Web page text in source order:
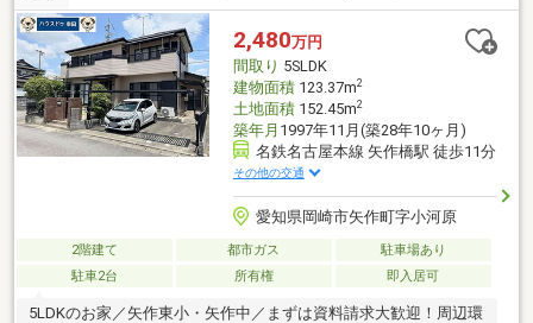
2,480万円
間取り 5SLDK
建物面積123.37m2
土地面積152.45m2
築年月 1997年11月(築28年10ヶ月)
名鉄名古屋本線 矢作橋駅 徒歩11分
その他の交通
愛知県岡崎市矢作町字小河原
2階建て 都市ガス
駐車場あり
駐車2台
所有権 即入居可
5LDKのお家／矢作東小・矢作中／まずは資料請求大歓迎！周辺環